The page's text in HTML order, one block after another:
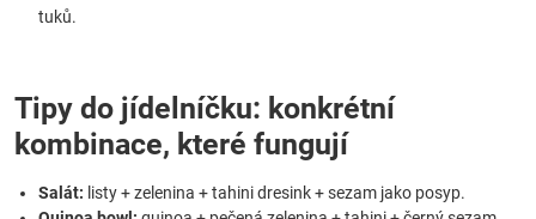
tuků.
Tipy do jídelníčku: konkrétní
kombinace, které fungují
Salát: listy + zelenina + tahini dresink + sezam jako posyp.